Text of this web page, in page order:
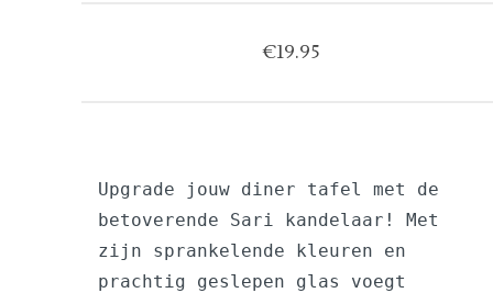
€19.95
Upgrade jouw diner tafel met de
betoverende Sari kandelaar! Met
zijn sprankelende kleuren en
prachtig geslepen glas voegt